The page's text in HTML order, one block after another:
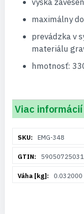
maximálny
prevádzka v
materiálu
hmotnosť:
Viac informácií
informáciíEMG-348
0.032000